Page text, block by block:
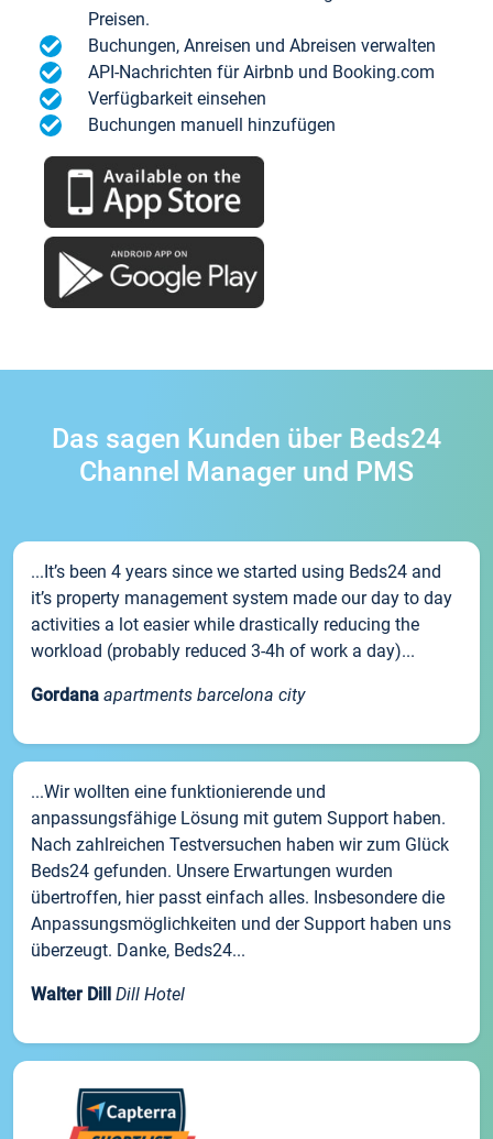
Preisen.
Buchungen, Anreisen und Abreisen verwalten
API-Nachrichten für Airbnb und Booking.com
Verfügbarkeit einsehen
Buchungen manuell hinzufügen
Das sagen Kunden über Beds24
Channel Manager und PMS
...It’s been 4 years since we started using Beds24 and
it’s property management system made our day to day
activities a lot easier while drastically reducing the
workload (probably reduced 3-4h of work a day)...
Gordana apartments barcelona city
...Wir wollten eine funktionierende und
anpassungsfähige Lösung mit gutem Support haben.
Nach zahlreichen Testversuchen haben wir zum Glück
Beds24 gefunden. Unsere Erwartungen wurden
übertroffen, hier passt einfach alles. Insbesondere die
Anpassungsmöglichkeiten und der Support haben uns
überzeugt. Danke, Beds24...
Walter Dill Dill Hotel